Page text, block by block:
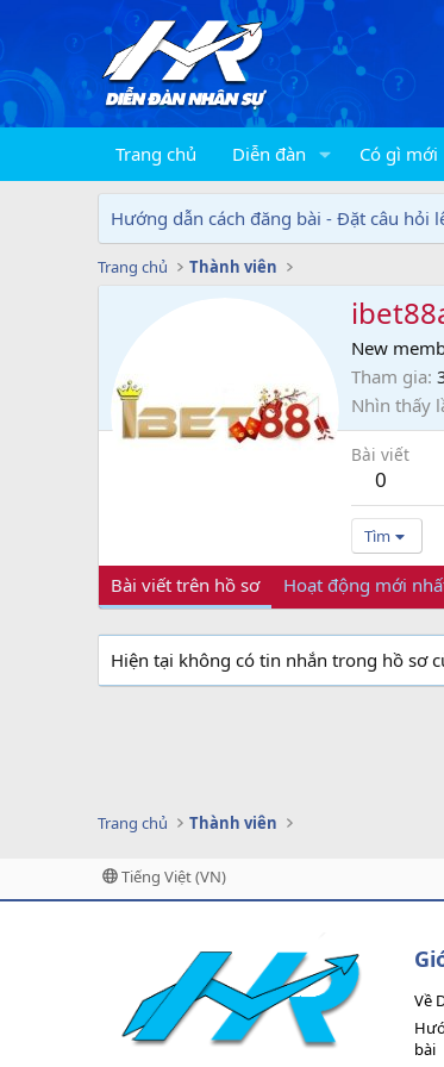
Trang chủ Diễn đàn Có gì mới
Hướng dẫn cách đăng bài - Đặt câu hỏi
Trang chủ Thành viên
New
Tham gia
Nhìn thấy
Bài viết
0
Tìm
Bài viết trên hồ sơ Hoạt động mới
Hiện tại không có tin nhắn trong hồ sơ
Trang chủ Thành viên
Tiếng Việt (VN)
Về
bài